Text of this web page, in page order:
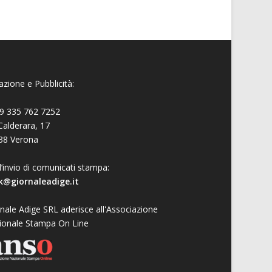
e Pubblicità:
335 762 7252
17
Verona
di comunicati stampa:
Adige SRL aderisce all'Associazione
Stampa On Line